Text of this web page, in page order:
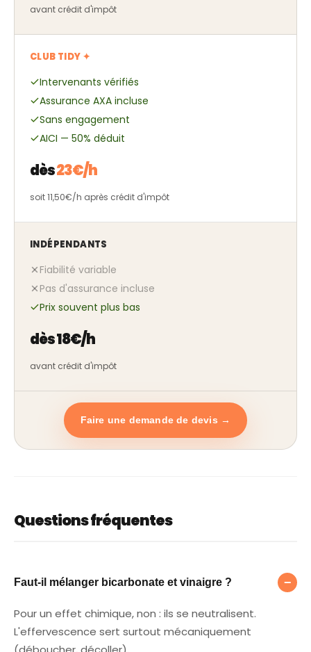
avant crédit d'impôt
CLUB TIDY ✦
Intervenants vérifiés
Assurance AXA incluse
Sans engagement
AICI — 50% déduit
dès23€/h
soit 11,50€/h après crédit d'impôt
INDÉPENDANTS
Fiabilité variable
Pas d'assurance incluse
Prix souvent plus bas
dès 18€/h
avant crédit d'impôt
Faire une demande de devis →
Questions fréquentes
Faut-il mélanger bicarbonate et vinaigre ?
Faut-il mélanger bicarbonate et vinaigre ? −
Pour un effet chimique, non : ils se neutralisent.
L'effervescence sert surtout mécaniquement